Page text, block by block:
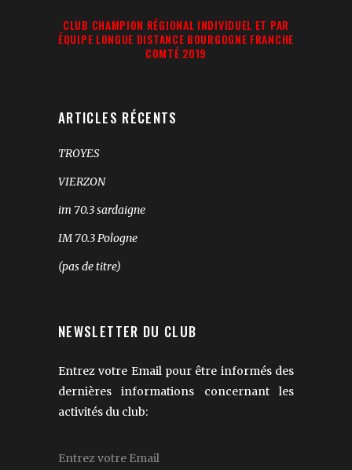
CLUB CHAMPION RÉGIONAL INDIVIDUEL ET PAR
ÉQUIPE LONGUE DISTANCE BOURGOGNE FRANCHE
COMTÉ 2019
ARTICLES RÉCENTS
TROYES
VIERZON
im 70.3 sardaigne
IM 70.3 Pologne
(pas de titre)
NEWSLETTER DU CLUB
Entrez votre Email pour être informés des
dernières informations concernant les
activités du club: